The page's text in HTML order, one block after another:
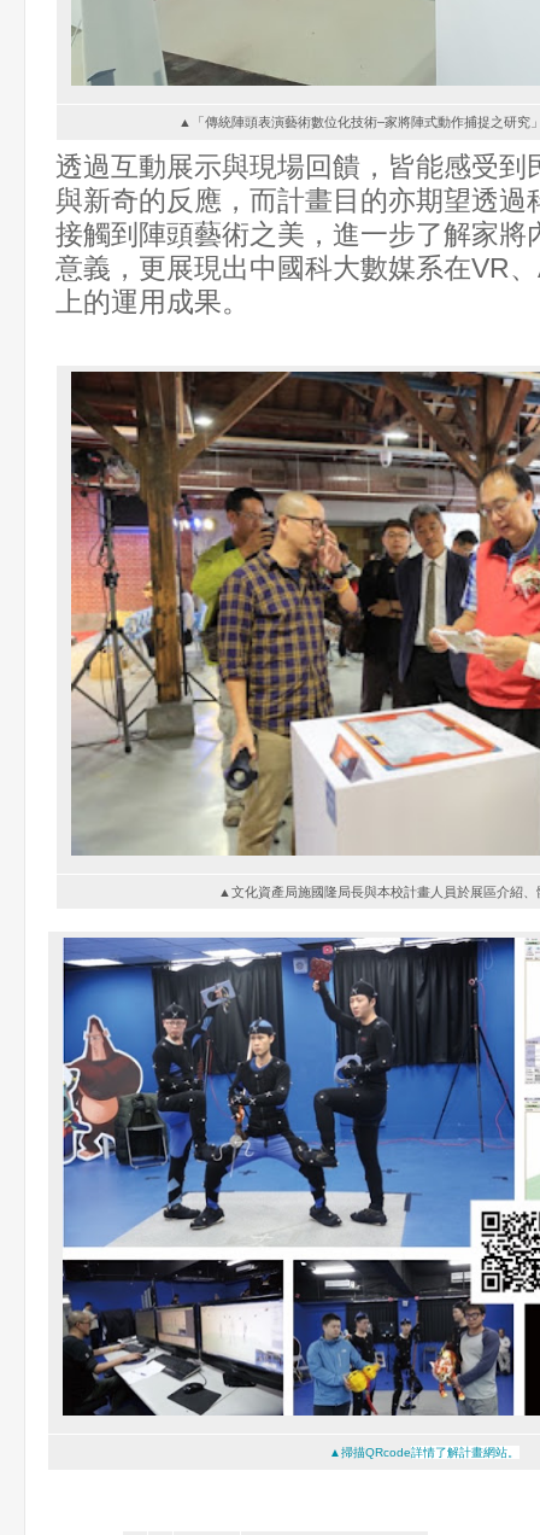
▲「傳統陣頭表演藝術數位化技術–家將陣式動作捕捉之研究
透過互動展示與現場回饋，皆能感受到
與新奇的反應，而計畫目的亦期望透過
接觸到陣頭藝術之美，進一步了解家將
意義，更展現出中國科大數媒系在VR
上的運用成果。
▲文化資產局施國隆局長與本校計畫人員於展區介紹、
▲掃描QRcode詳情了解計畫網站。